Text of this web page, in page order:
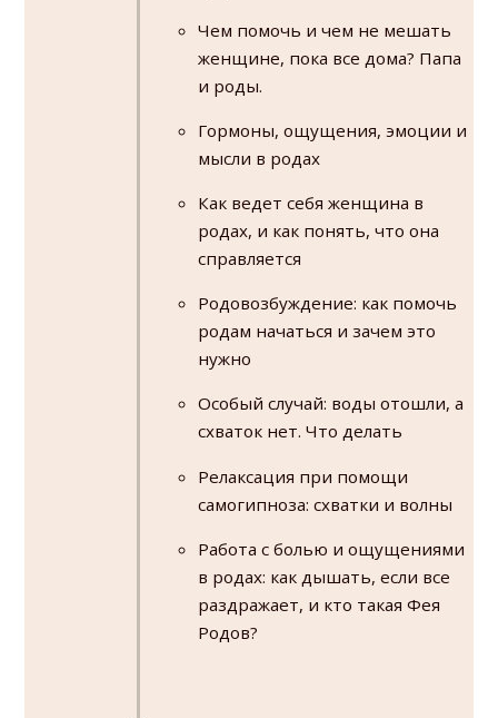
Чем помочь и чем не мешать
женщине, пока все дома? Папа
и роды.
Гормоны, ощущения, эмоции и
мысли в родах
Как ведет себя женщина в
родах, и как понять, что она
справляется
Родовозбуждение: как помочь
родам начаться и зачем это
нужно
Особый случай: воды отошли, а
схваток нет. Что делать
Релаксация при помощи
самогипноза: схватки и волны
Работа с болью и ощущениями
в родах: как дышать, если все
раздражает, и кто такая Фея
Родов?